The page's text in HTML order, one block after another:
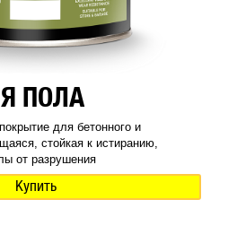
ПОЛА
для бетонного и
стойкая к истиранию,
от разрушения
Купить